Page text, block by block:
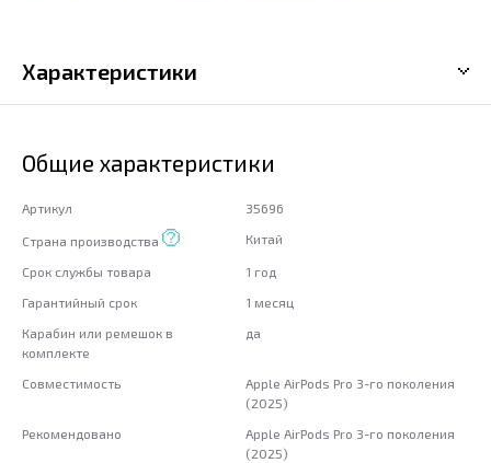
Характеристики
Общие характеристики
Артикул 35696
Страна производства Китай
Срок службы товара
1 год
Гарантийный срок
1 месяц
Карабин или ремешок в
комплекте
да
Совместимость
Apple AirPods Pro 3-го поколения
(2025)
Рекомендовано
Apple AirPods Pro 3-го поколения
(2025)